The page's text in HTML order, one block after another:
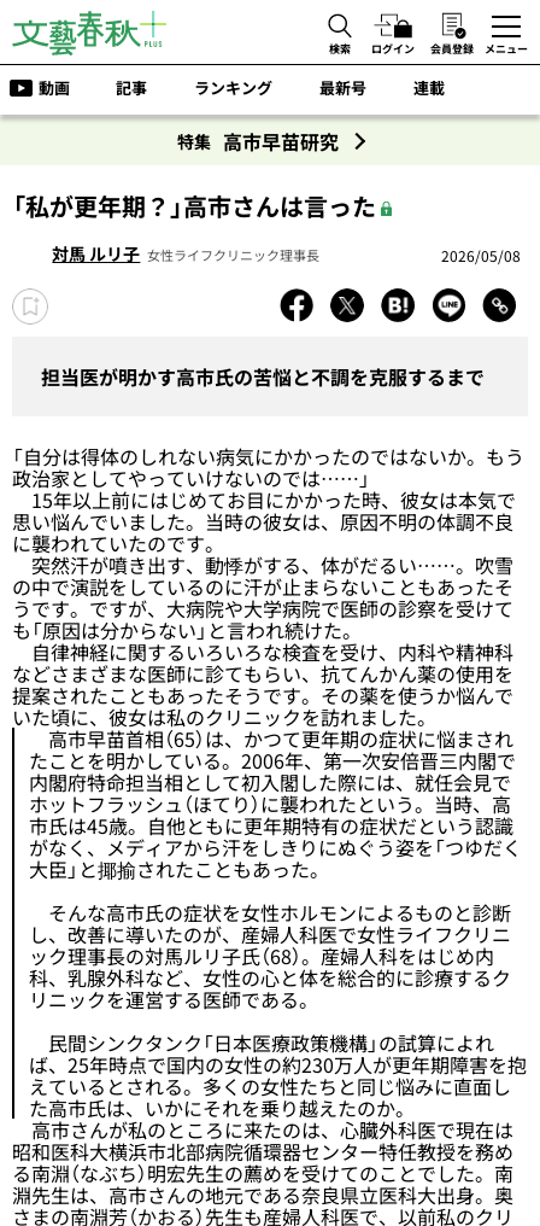
検索 ログイン 会員登録 メニュー
動画 記事 ランキング 最新号 連載
特集 高市早苗研究
「私が更年期？」高市さんは言った
対馬 ルリ子 女性ライフクリニック理事長 2026/05/08
担当医が明かす高市氏の苦悩と不調を克服するまで
「自分は得体のしれない病気にかかったのではないか。もう
政治家としてやっていけないのでは……」
15年以上前にはじめてお目にかかった時、彼女は本気で
思い悩んでいました。当時の彼女は、原因不明の体調不良
に襲われていたのです。
突然汗が噴き出す、動悸がする、体がだるい……。吹雪
の中で演説をしているのに汗が止まらないこともあったそ
うです。ですが、大病院や大学病院で医師の診察を受けて
も「原因は分からない」と言われ続けた。
自律神経に関するいろいろな検査を受け、内科や精神科
などさまざまな医師に診てもらい、抗てんかん薬の使用を
提案されたこともあったそうです。その薬を使うか悩んで
いた頃に、彼女は私のクリニックを訪れました。
高市早苗首相（65）は、かつて更年期の症状に悩まされ
たことを明かしている。2006年、第一次安倍晋三内閣で
内閣府特命担当相として初入閣した際には、就任会見で
ホットフラッシュ（ほてり）に襲われたという。当時、高
市氏は45歳。自他ともに更年期特有の症状だという認識
がなく、メディアから汗をしきりにぬぐう姿を「つゆだく
大臣」と揶揄されたこともあった。
そんな高市氏の症状を女性ホルモンによるものと診断
し、改善に導いたのが、産婦人科医で女性ライフクリニ
ック理事長の対馬ルリ子氏（68）。産婦人科をはじめ内
科、乳腺外科など、女性の心と体を総合的に診療するク
リニックを運営する医師である。
民間シンクタンク「日本医療政策機構」の試算によれ
ば、25年時点で国内の女性の約230万人が更年期障害を抱
えているとされる。多くの女性たちと同じ悩みに直面し
た高市氏は、いかにそれを乗り越えたのか。
高市さんが私のところに来たのは、心臓外科医で現在は
昭和医科大横浜市北部病院循環器センター特任教授を務め
る南淵（なぶち）明宏先生の薦めを受けてのことでした。南
淵先生は、高市さんの地元である奈良県立医科大出身。奥
さまの南淵芳（かおる）先生も産婦人科医で、以前私のクリ